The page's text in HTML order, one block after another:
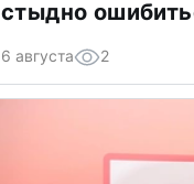
стыдно
6 августа 2